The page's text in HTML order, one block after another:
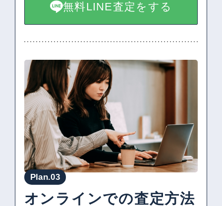
無料LINE査定をする
Plan.03
オンラインでの査定方法